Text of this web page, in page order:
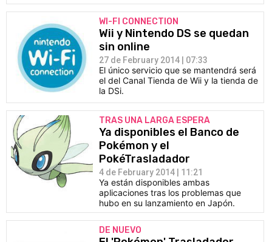
WI-FI CONNECTION
Wii y Nintendo DS se quedan
sin online
27 de February 2014 | 07:33
El único servicio que se mantendrá será
el del Canal Tienda de Wii y la tienda de
la DSi.
TRAS UNA LARGA ESPERA
Ya disponibles el Banco de
Pokémon y el
PokéTrasladador
4 de February 2014 | 11:21
Ya están disponibles ambas
aplicaciones tras los problemas que
hubo en su lanzamiento en Japón.
DE NUEVO